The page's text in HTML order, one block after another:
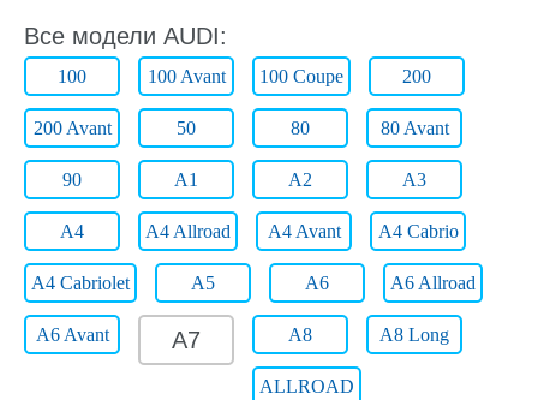
Все модели AUDI:
100 100 Avant 100 Coupe 200
200 Avant 50 80 80 Avant
90 A1 A2 A3
A4 A4 Allroad A4 Avant A4 Cabrio
A4 Cabriolet A5 A6 A6 Allroad
A6 Avant A7 A8 A8 Long
ALLROAD